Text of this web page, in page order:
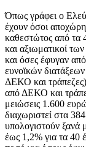
Όπως γράφει ο
έχουν όσοι
καθεστώτος από τα
και αξιωματικοί
και όσες έφυγαν
ευνοϊκών
ΔΕΚΟ και τράπεζες)
από ΔΕΚΟ και
μειώσεις 1.600
διαχωριστεί στα
υπολογιστούν ξανά
έως 1,2% για τα 40